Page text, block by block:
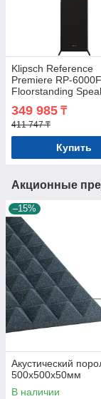
Klipsch Reference
Premiere RP-
Floorstanding
Ebony, Single
349 985 ₸
411 747 ₸
Купить
Акционные
–15%
Акустический
500x500x50мм
В наличии